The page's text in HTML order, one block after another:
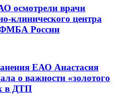
осмотрели врачи
клинического центра
ФМБА России
ЕАО Анастасия
о важности «золотого
в ДТП